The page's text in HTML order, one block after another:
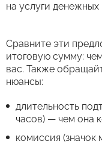
на услуги денежных
Сравните эти
итоговую сумму:
вас. Также
нюансы:
длительность
часов) — чем она
комиссия